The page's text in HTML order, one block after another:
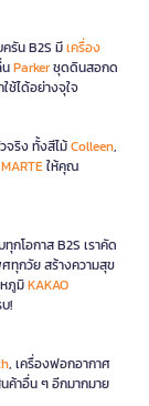
รัน B2S มีเครื่อง
Parkerชุดดินสอกด
ช้ได้อย่างจุใจ
จริง ทั้งสีไม้Colleen,
ให้คุณ
โอกาส B2S เราคัด
ทุกวัย สร้างความสุข
ภูมิKAKAO
!
, เครื่องฟอกอากาศ
ค้าอื่น ๆ อีกมากมาย